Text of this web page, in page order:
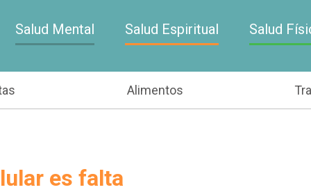
Salud Mental Salud Espiritual Salud
Alimentos
es falta